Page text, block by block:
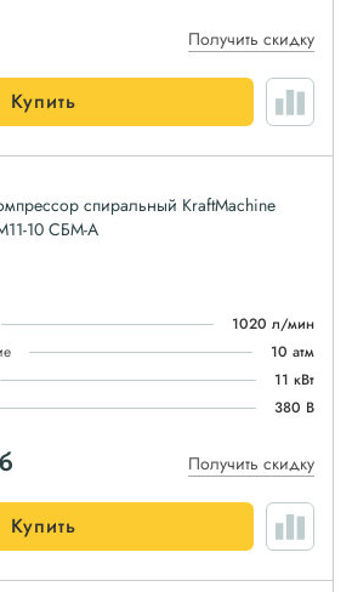
Получить скидку
Купить
спиральный KraftMachine
10 СБМ-А
1020 л/мин
10 атм
11 кВт
380 В
Получить скидку
Купить